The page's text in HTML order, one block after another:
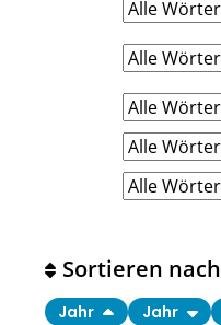
Sortieren nach
Jahr Jahr